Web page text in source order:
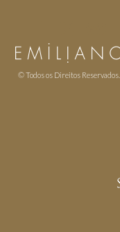
© Todos os Direitos Reservados.